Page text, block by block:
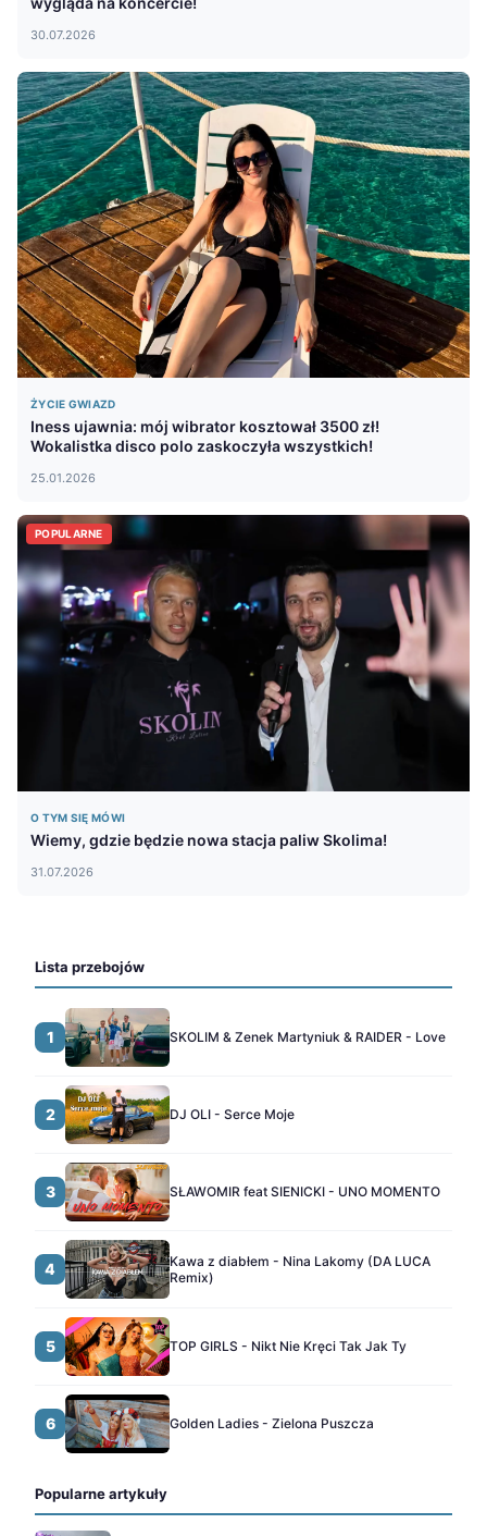
30.07.2026
ŻYCIE GWIAZD
Iness ujawnia: mój wibrator kosztował 3500 zł!
Wokalistka disco polo zaskoczyła wszystkich!
25.01.2026
POPULARNE
O TYM SIĘ MÓWI
Wiemy, gdzie będzie nowa stacja paliw Skolima!
31.07.2026
Lista przebojów
1 SKOLIM & Zenek Martyniuk & RAIDER - Love
2 DJ OLI - Serce Moje
3 SŁAWOMIR feat SIENICKI - UNO MOMENTO
4
Kawa z diabłem - Nina Lakomy (DA LUCA
Remix)
5 TOP GIRLS - Nikt Nie Kręci Tak Jak Ty
6 Golden Ladies - Zielona Puszcza
Popularne artykuły